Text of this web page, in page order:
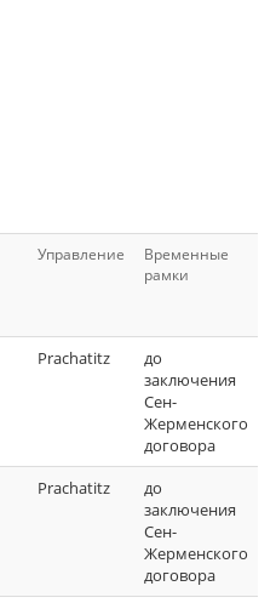
Управление
Временные
рамки
Prachatitz
до
заключения
Сен-
Жерменского
договора
Prachatitz
до
заключения
Сен-
Жерменского
договора